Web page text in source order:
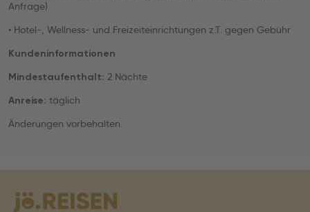
Anfrage)
• Hotel-, Wellness- und Freizeiteinrichtungen z.T. gegen Gebühr
Kundeninformationen
Mindestaufenthalt: 2 Nächte
Anreise: täglich
Änderungen vorbehalten.